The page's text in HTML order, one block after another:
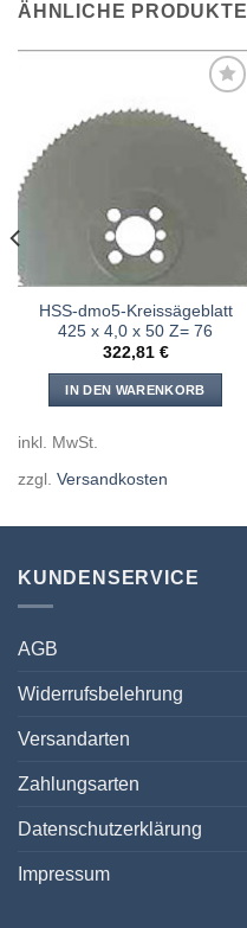
ÄHNLICHE PRODUKTE
Meine
HSS-dmo5-Kreissägeblatt
425 x 4,0 x 50 Z= 76
322,81 €
IN DEN WARENKORB
inkl. MwSt.
zzgl. Versandkosten
KUNDENSERVICE
AGB
Widerrufsbelehrung
Versandarten
Zahlungsarten
Datenschutzerklärung
Impressum